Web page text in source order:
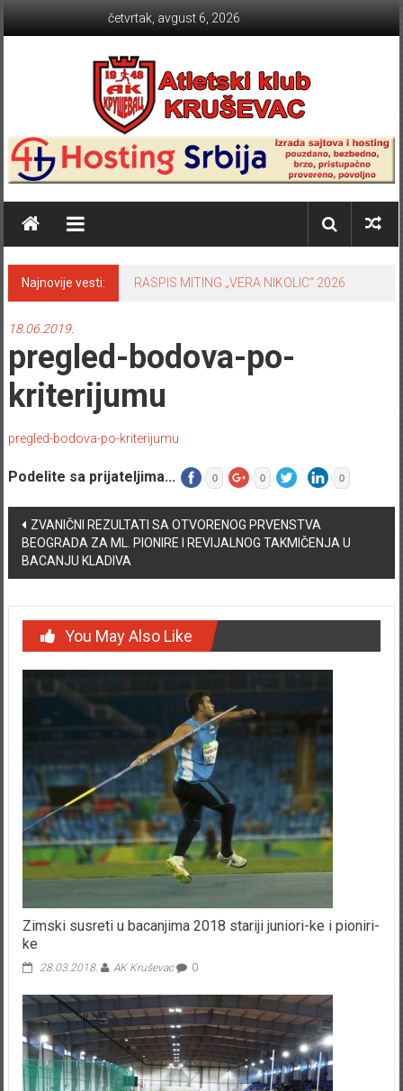
četvrtak, avgust 6, 2026
Atletski klub KRUŠEVAC
Najnovije vesti: RASPIS MITING „VERA NIKOLIC“ 2026
18.06.2019.
pregled-bodova-po-
kriterijumu
pregled-bodova-po-kriterijumu
Podelite sa prijateljima... 0 0 0
Post navigation
ZVANIČNI REZULTATI SA OTVORENOG PRVENSTVA
BEOGRADA ZA ML. PIONIRE I REVIJALNOG TAKMIČENJA U
BACANJU KLADIVA
You May Also Like
Zimski susreti u bacanjima 2018 stariji juniori-ke i pioniri-
ke
28.03.2018. AK Kruševac 0